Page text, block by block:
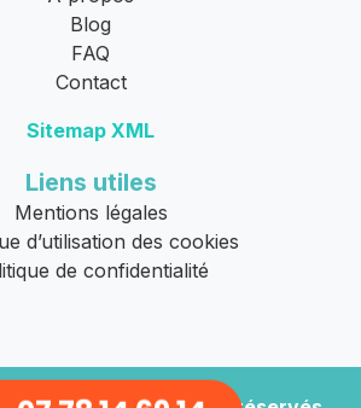
Blog
FAQ
Contact
Sitemap XML
Liens utiles
Mentions légales
d’utilisation des cookies
de confidentialité